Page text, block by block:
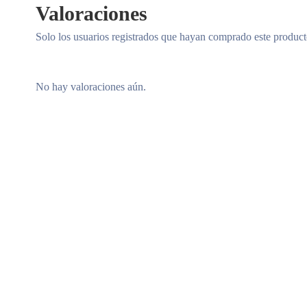
Valoraciones
No hay valoraciones aún.
Solo los usuarios registrados que hayan comprado este